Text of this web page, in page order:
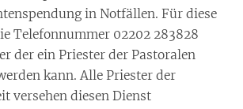
in Notfällen. Für diese
Telefonnummer 02202 283828
der ein Priester der Pastoralen
kann. Alle Priester der
versehen diesen Dienst